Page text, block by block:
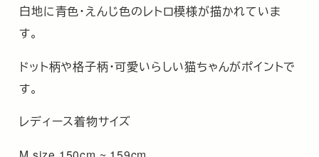
白地に青色・えんじ色のレトロ模様が描かれていま
す。
ドット柄や格子柄・可愛いらしい猫ちゃんがポイントで
す。
レディース着物サイズ